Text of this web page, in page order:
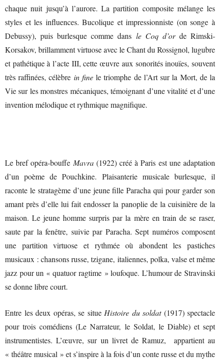
chaque nuit jusqu’à l’aurore. La partition composite mélange les
styles et les influences. Bucolique et impressionniste (on songe à
Debussy), puis burlesque comme dans le Coq d’orde Rimski-
Korsakov, brillamment virtuose avec le Chant du Rossignol, lugubre
et pathétique à l’acte III, cette œuvre aux sonorités inouïes, souvent
très raffinées, célèbre in finele triomphe de l’Art sur la Mort, de la
Vie sur les monstres mécaniques, témoignant d’une vitalité et d’une
invention mélodique et rythmique magnifique.
Le bref opéra-bouffe Mavra (1922) créé à Paris est une adaptation
d’un poème de Pouchkine. Plaisanterie musicale burlesque, il
raconte le stratagème d’une jeune fille Paracha qui pour garder son
amant près d’elle lui fait endosser la panoplie de la cuisinière de la
maison. Le jeune homme surpris par la mère en train de se raser,
saute par la fenêtre, suivie par Paracha. Sept numéros composent
une partition virtuose et rythmée où abondent les pastiches
musicaux : chansons russe, tzigane, italiennes, polka, valse et même
jazz pour un « quatuor ragtime » loufoque. L’humour de Stravinski
se donne libre court.
Entre les deux opéras, se situe Histoire du soldat (1917) spectacle
pour trois comédiens (Le Narrateur, le Soldat, le Diable) et sept
instrumentistes. L’œuvre, sur un livret de Ramuz, appartient au
« théâtre musical » et s’inspire à la fois d’un conte russe et du mythe